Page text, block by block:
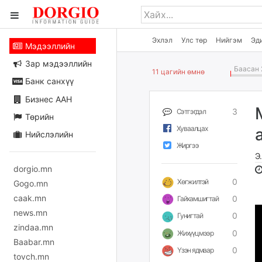
Эхлэл Улс төр Нийгэм
Мэдээллийн
Зар мэдээллийн
Банк санхүү
Бизнес ААН
Төрийн
Нийслэлийн
dorgio.mn
Gogo.mn
caak.mn
news.mn
zindaa.mn
Baabar.mn
tovch.mn
11 цагийн өмнө Баасан
Сэтгэгдэл 3
Хуваалцах
Жиргээ
Хөгжилтэй 0
Гайхамшигтай 0
Гунигтай 0
Жихүүцмээр 0
Үзэн ядмаар 0